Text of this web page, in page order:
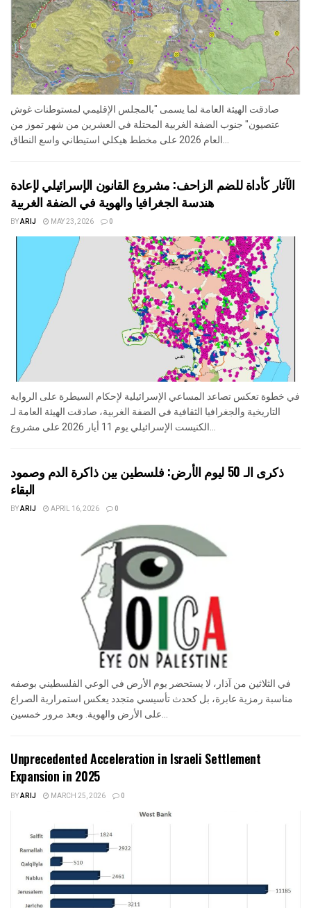
صادقت الهيئة العامة لما يسمى "بالمجلس الإقليمي لمستوطنات غوش
عتصيون" جنوب الضفة الغربية المحتلة في العشرين من شهر تموز من
الآثار كأداة للضم الزاحف: مشروع القانون الإسرائيلي لإعادة
هندسة الجغرافيا والهوية في الضفة الغربية
BYARIJ MAY 23, 2026 0
في خطوة تعكس تصاعد المساعي الإسرائيلية لإحكام السيطرة على الرواية
التاريخية والجغرافيا الثقافية في الضفة الغربية، صادقت الهيئة العامة لـ
ذكرى الـ 50 ليوم الأرض: فلسطين بين ذاكرة الدم وصمود
BYARIJ APRIL 16, 2026 0
في الثلاثين من آذار، لا يستحضر يوم الأرض في الوعي الفلسطيني بوصفه
مناسبة رمزية عابرة، بل كحدث تأسيسي متجدد يعكس استمرارية الصراع
Unprecedented Acceleration in Israeli Settlement
Expansion in 2025
BYARIJ MARCH 25, 2026 0